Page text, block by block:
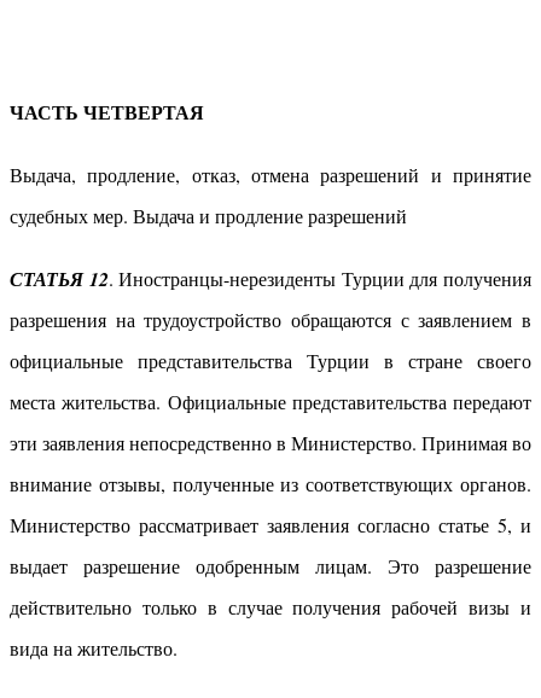
ЧАСТЬ ЧЕТВЕРТАЯ
Выдача, продление, отказ, отмена разрешений и принятие
судебных мер. Выдача и продление разрешений
СТАТЬЯ 12. Иностранцы-нерезиденты Турции для получения
разрешения на трудоустройство обращаются с заявлением в
официальные представительства Турции в стране своего
места жительства. Официальные представительства передают
эти заявления непосредственно в Министерство. Принимая во
внимание отзывы, полученные из соответствующих органов.
Министерство рассматривает заявления согласно статье 5, и
выдает разрешение одобренным лицам. Это разрешение
действительно только в случае получения рабочей визы и
вида на жительство.